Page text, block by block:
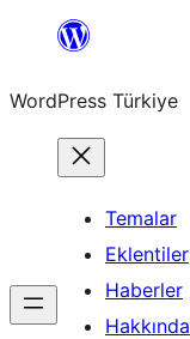
İçeriğe
WordPress Türkiye
Temalar
Eklentiler
Haberler
Hakkında